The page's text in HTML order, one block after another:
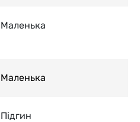
Маленька
Маленька
Підгин